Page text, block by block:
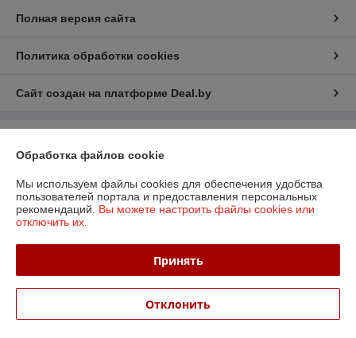
Полная версия сайта
Политика обработки cookies
Сайт создан на платформе Deal.by
г. Минск пр. Партизанский, 152-1а
Регистрационный номер ЕГР: 190706808
Регистрационный орган: Администрация Заводского района
Местонахождение книги жалоб и предложений: Партизанский пр-т, д.
152, офис 6
Обработка файлов cookie
Мы используем файлы cookies для обеспечения удобства
пользователей портала и предоставления персональных
рекомендаций. Вы можете настроить файлы cookies или
отключить их.
Принять
Отклонить